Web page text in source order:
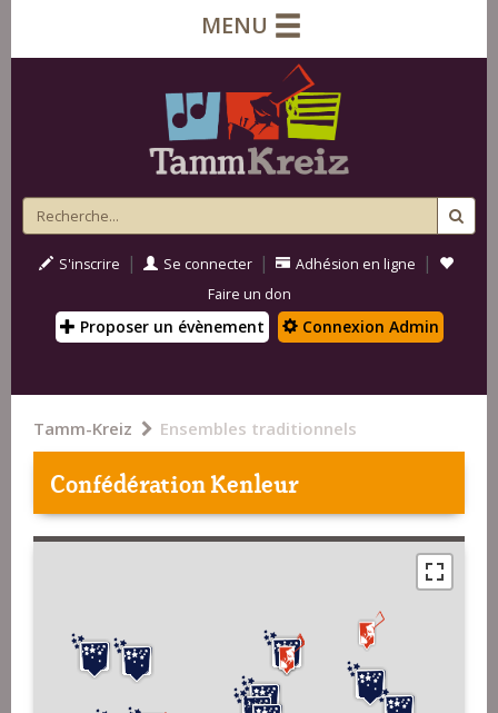
MENU
S'inscrire | Se connecter | Adhésion en ligne |
Faire un don
Proposer un évènement Connexion Admin
Tamm-Kreiz Ensembles traditionnels
Confédération Kenleur